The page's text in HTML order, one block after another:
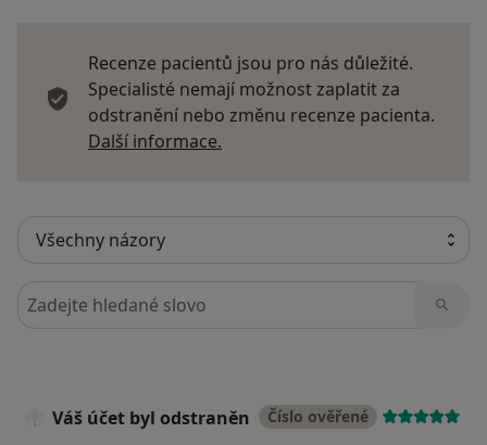
Recenze pacientů jsou pro nás důležité.
Specialisté nemají možnost zaplatit za
odstranění nebo změnu recenze pacienta.
Další informace.
Hledejte v názorech
Váš účet byl odstraněn Číslo ověřené